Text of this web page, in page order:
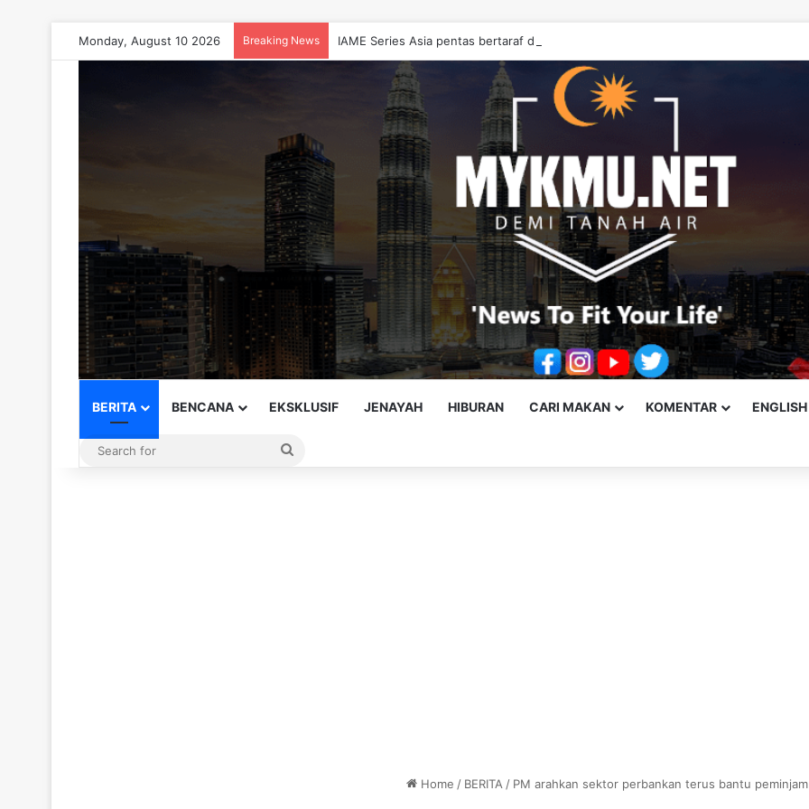
Monday, August 10 2026 Breaking News IAME Series Asia pentas bertaraf dunia
BERITA BENCANA EKSKLUSIF JENAYAH HIBURAN CARI MAKAN KOMENTAR
Home / BERITA / PM arahkan sektor perbankan terus bantu peminjam